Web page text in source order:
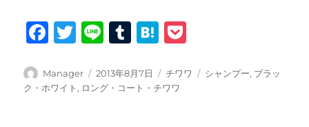
F
c
e
T
it
te
Li
e
T
m
bl
H
e
n
c
投
稿
Manager
投
稿
2013年8月7日
カ
テ
チワワ
タ
シャンプー, ブラッ
ク・ホワイト , ロング・コート・チワワ